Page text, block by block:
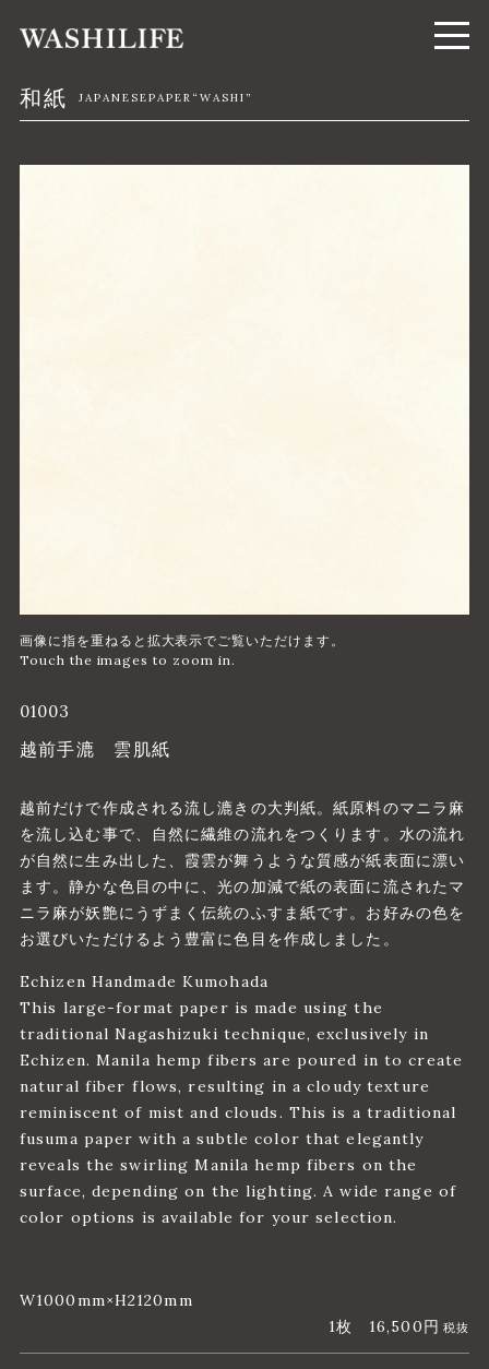
和紙 JAPANESEPAPER“WASHI”
01003
越前手漉 雲肌紙
越前だけで作成される流し漉きの大判紙。紙原料のマニラ麻
を流し込む事で、自然に繊維の流れをつくります。水の流れ
が自然に生み出した、霞雲が舞うような質感が紙表面に漂い
ます。静かな色目の中に、光の加減で紙の表面に流されたマ
ニラ麻が妖艶にうずまく伝統のふすま紙です。お好みの色を
お選びいただけるよう豊富に色目を作成しました。
Echizen Handmade Kumohada
This large-format paper is made using the
traditional Nagashizuki technique, exclusively in
Echizen. Manila hemp fibers are poured in to create
natural fiber flows, resulting in a cloudy texture
reminiscent of mist and clouds. This is a traditional
fusuma paper with a subtle color that elegantly
reveals the swirling Manila hemp fibers on the
surface, depending on the lighting. A wide range of
color options is available for your selection.
W1000mm×H2120mm
1枚
16,500円 税抜